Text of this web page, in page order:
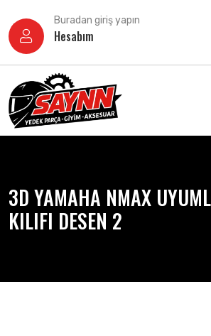
atla
Buradan giriş yapın
Hesabım
3D YAMAHA NMAX
KILIFI DESEN 2